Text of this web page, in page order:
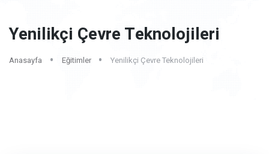
Yenilikçi Çevre Teknolojileri
Anasayfa Eğitimler Yenilikçi Çevre Teknolojileri